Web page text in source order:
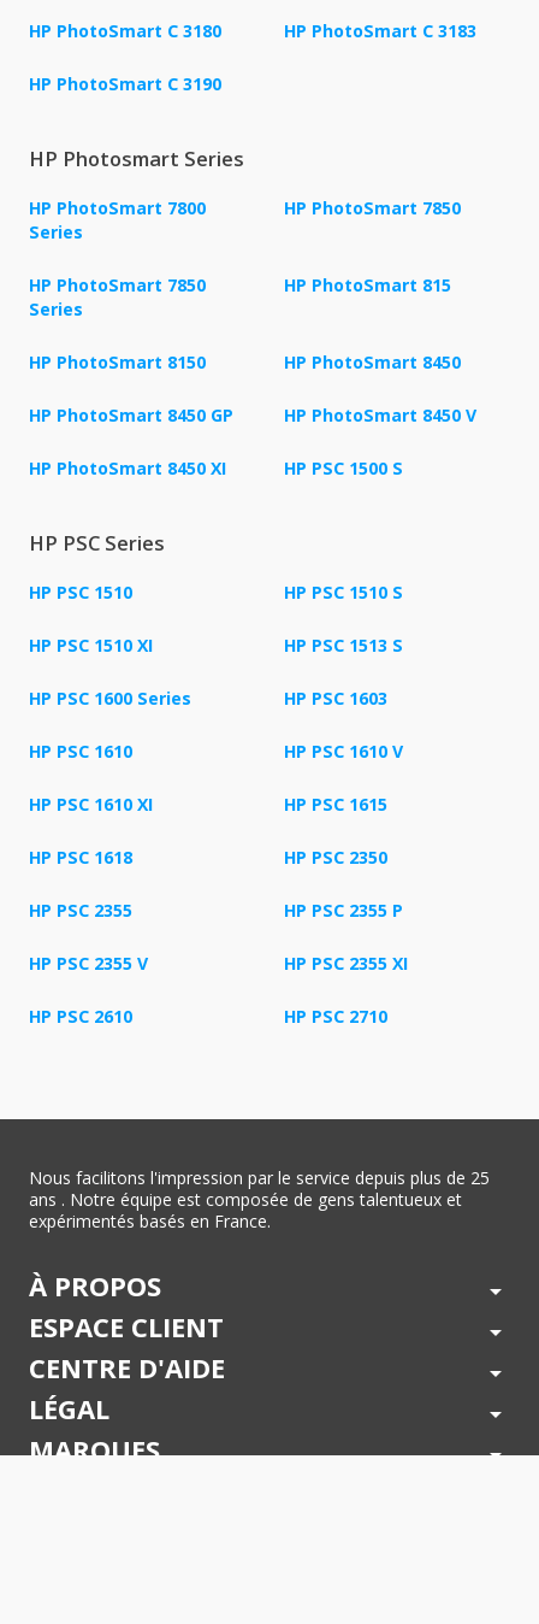
HP PhotoSmart C 3180 HP PhotoSmart C 3183
HP PhotoSmart C 3190
HP Photosmart Series
HP PhotoSmart 7800
Series
HP PhotoSmart 7850
HP PhotoSmart 7850
Series
HP PhotoSmart 815
HP PhotoSmart 8150 HP PhotoSmart 8450
HP PhotoSmart 8450 GP HP PhotoSmart 8450 V
HP PhotoSmart 8450 XI HP PSC 1500 S
HP PSC Series
HP PSC 1510 HP PSC 1510 S
HP PSC 1510 XI HP PSC 1513 S
HP PSC 1600 Series HP PSC 1603
HP PSC 1610 HP PSC 1610 V
HP PSC 1610 XI HP PSC 1615
HP PSC 1618 HP PSC 2350
HP PSC 2355 HP PSC 2355 P
HP PSC 2355 V HP PSC 2355 XI
HP PSC 2610 HP PSC 2710
Nous facilitons l'impression par le service depuis plus de 25
ans . Notre équipe est composée de gens talentueux et
expérimentés basés en France.
À PROPOS arrow_drop_down
ESPACE CLIENT arrow_drop_down
CENTRE D'AIDE arrow_drop_down
LÉGAL arrow_drop_down
MARQUES arrow_drop_down